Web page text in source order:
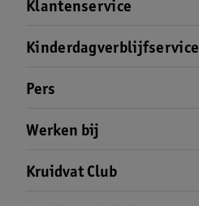
Klantenservice
Kinderdagverblijfservice
Pers
Werken bij
Kruidvat Club